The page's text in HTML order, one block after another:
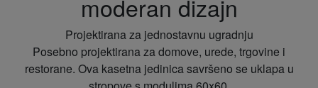
moderan dizajn
Projektirana za jednostavnu ugradnju
Posebno projektirana za domove, urede, trgovine i
restorane. Ova kasetna jedinica savršeno se uklapa u